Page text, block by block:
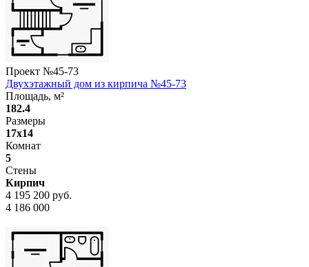
Проект №45-73
Двухэтажный дом из кирпича №45-73
Площадь, м²
182.4
Размеры
17x14
Комнат
5
Стены
Кирпич
4 195 200 руб.
4 186 000